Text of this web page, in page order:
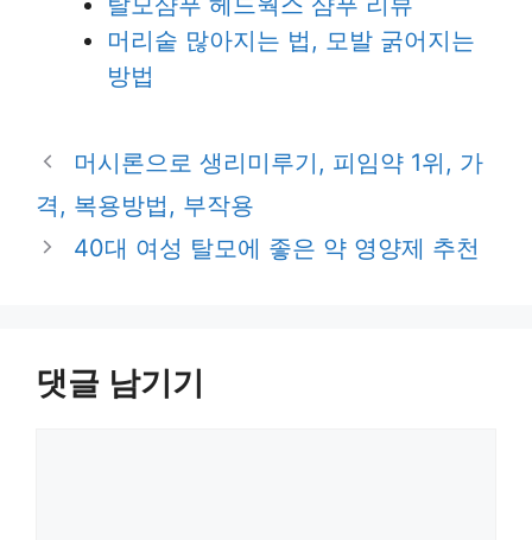
머리숱 많아지는 법, 모발 굵어지는
방법
머시론으로 생리미루기, 피임약 1위, 가
격, 복용방법, 부작용
40대 여성 탈모에 좋은 약 영양제 추천
댓글 남기기